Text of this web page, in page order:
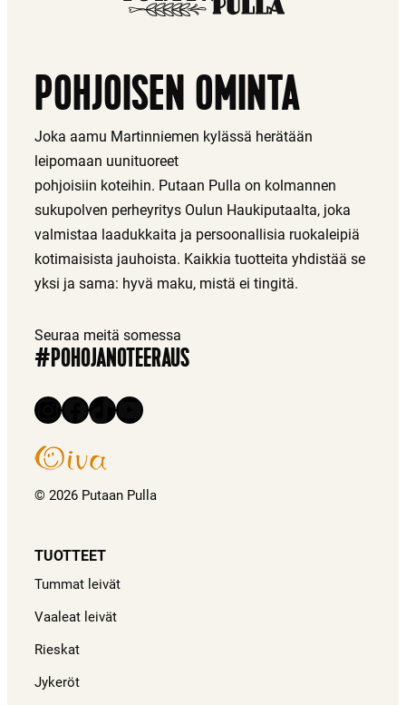
POHJOISEN OMINTA
Joka aamu Martinniemen kylässä herätään
leipomaan uunituoreet
pohjoisiin koteihin. Putaan Pulla on kolmannen
sukupolven perheyritys Oulun Haukiputaalta, joka
valmistaa laadukkaita ja persoonallisia ruokaleipiä
kotimaisista jauhoista. Kaikkia tuotteita yhdistää se
yksi ja sama: hyvä maku, mistä ei tingitä.
Seuraa meitä somessa
#POHOJANOTEERAUS
Instagram
Facebook
TikTokYouTube
© 2026 Putaan Pulla
TUOTTEET
Tummat leivät
Vaaleat leivät
Rieskat
Jykeröt